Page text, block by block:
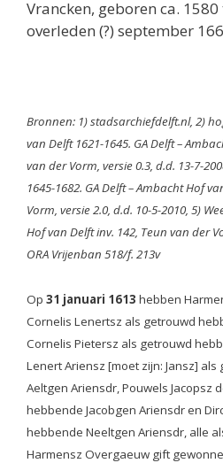
Vrancken, geboren ca.
overleden (?) september
Bronnen: 1) stadsarchiefdelft.nl, 2)
van Delft 1621-1645. GA Delft –
van der Vorm, versie 0.3, d.d. 13-7-
1645-1682. GA Delft – Ambacht Hof
Vorm, versie 2.0, d.d. 10-5-2010, 5)
Hof van Delft inv. 142, Teun van der
ORA Vrijenban 518/f. 213v
Op 31 januari 1613 hebben
Cornelis Lenertsz als getrouwd
Cornelis Pietersz als getrouwd
Lenert Ariensz [moet zijn: Jansz]
Aeltgen Ariensdr, Pouwels Jacopsz
hebbende Jacobgen Ariensdr en
hebbende Neeltgen Ariensdr, alle
Harmensz Overgaeuw gift